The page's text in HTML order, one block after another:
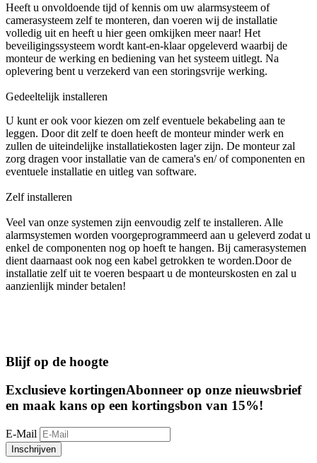
Heeft u onvoldoende tijd of kennis om uw alarmsysteem of
camerasysteem zelf te monteren, dan voeren wij de installatie
volledig uit en heeft u hier geen omkijken meer naar! Het
beveiligingssysteem wordt kant-en-klaar opgeleverd waarbij de
monteur de werking en bediening van het systeem uitlegt. Na
oplevering bent u verzekerd van een storingsvrije werking.
Gedeeltelijk installeren
U kunt er ook voor kiezen om zelf eventuele bekabeling aan te
leggen. Door dit zelf te doen heeft de monteur minder werk en
zullen de uiteindelijke installatiekosten lager zijn. De monteur zal
zorg dragen voor installatie van de camera's en/ of componenten en
eventuele installatie en uitleg van software.
Zelf installeren
Veel van onze systemen zijn eenvoudig zelf te installeren. Alle
alarmsystemen worden voorgeprogrammeerd aan u geleverd zodat u
enkel de componenten nog op hoeft te hangen. Bij camerasystemen
dient daarnaast ook nog een kabel getrokken te worden.Door de
installatie zelf uit te voeren bespaart u de monteurskosten en zal u
aanzienlijk minder betalen!
Blijf op de hoogte
Exclusieve kortingenAbonneer op onze nieuwsbrief
en maak kans op een kortingsbon van 15%!
E-Mail
Inschrijven